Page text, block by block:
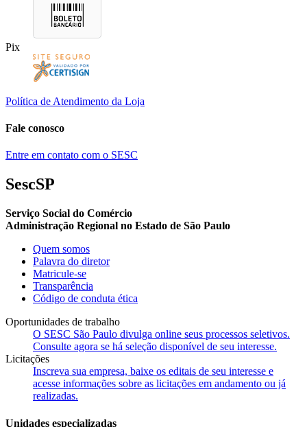
Pix
Política de Atendimento da Loja
Fale conosco
Entre em contato com o SESC
SescSP
Serviço Social do Comércio
Administração Regional no Estado de São Paulo
Quem somos
Palavra do diretor
Matricule-se
Transparência
Código de conduta ética
Oportunidades de trabalho
O SESC São Paulo divulga online seus processos seletivos.
Consulte agora se há seleção disponível de seu interesse.
Licitações
Inscreva sua empresa, baixe os editais de seu interesse e
acesse informações sobre as licitações em andamento ou já
realizadas.
Unidades especializadas